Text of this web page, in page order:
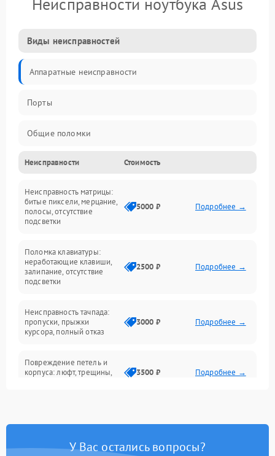
Виды неисправностей
Аппаратные неисправности
Порты
Общие поломки
Устройства
Программные ошибки
Электрические и системные сбои
Интерфейсные проблемы
Батарея
Сеть и интернет
Неисправности Стоимость
Неисправность матрицы:
битые пиксели, мерцание,
полосы, отсутствие
подсветки
5000 ₽ Подробнее →
Поломка клавиатуры:
неработающие клавиши,
залипание, отсутствие
подсветки
2500 ₽ Подробнее →
Неисправность тачпада:
пропуски, прыжки
курсора, полный отказ
3000 ₽ Подробнее →
Повреждение петель и
корпуса: люфт, трещины,
3500 ₽ Подробнее →
быстрая разрядка,
2500 ₽ Подробнее →
У Вас остались вопросы?